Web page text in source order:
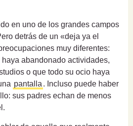
en uno de los grandes campos
detrás de un «deja ya el
muy diferentes:
abandonado actividades,
o que todo su ocio haya
pantalla . Incluso puede haber
sus padres echan de menos